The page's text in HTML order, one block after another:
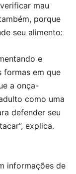
mau
porque
seu alimento:
e
formas em que
a onça-
como uma
defender seu
explica.
informações de